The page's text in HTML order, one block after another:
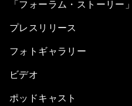
「フォーラム・ストーリー」
プレスリリース
フォトギャラリー
ビデオ
ポッドキャスト